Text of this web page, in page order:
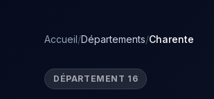
Accueil/Départements/Charente
DÉPARTEMENT 16